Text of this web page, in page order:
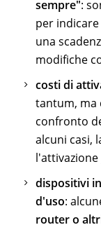
sempre":
per
una
modifiche
costi di
tantum, ma
confronto
alcuni casi,
dispositivi
d'uso:
router o